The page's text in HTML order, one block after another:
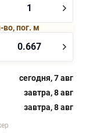
во, пог. м
сегодня, 7 авг
завтра, 8 авг
завтра, 8 авг